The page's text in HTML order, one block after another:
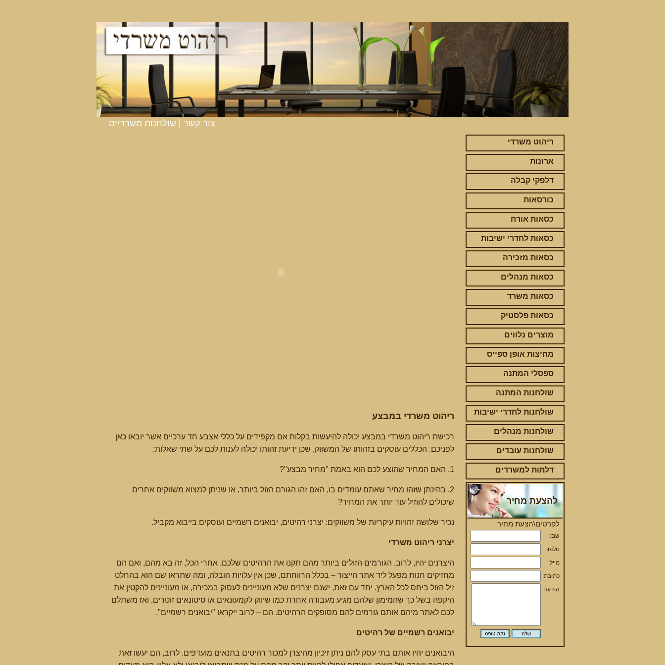
צור קשר שולחנות משרדיים
ריהוט משרדי
ארונות
דלפקי קבלה
כורסאות
כסאות אורח
כסאות לחדרי ישיבות
כסאות מזכירה
כסאות מנהלים
כסאות משרד
כסאות פלסטיק
מוצרים נלווים
מחיצות אופן ספייס
ספסלי המתנה
שולחנות המתנה
שולחנות לחדרי ישיבות
שולחנות מנהלים
שולחנות עובדים
דלתות למשרדים
להצעת מחיר
לפרטים\הצעת מחיר
שם:
טלפון:
מייל:
כתובת:
הודעה:
ריהוט משרדי במבצע
רכישת ריהוט משרדי במבצע יכולה להיעשות בקלות אם מקפידים על כללי אצבע חד ערכיים אשר יובאו כאן
לפניכם. הכללים עוסקים בזהותו של המשווק, שכן ידיעת זהותו יכולה לענות לכם על שתי שאלות:
1. האם המחיר שהוצע לכם הוא באמת "מחיר מבצע"?
2. בהינתן שזהו מחיר שאתם עומדים בו, האם זהו הגורם הזול ביותר, או שניתן למצוא משווקים אחרים
שיכולים להוזיל עוד יותר את המחיר?
נכיר שלושה זהויות עיקריות של משווקים: יצרני רהיטים, יבואנים רשמיים ועוסקים בייבוא מקביל.
יצרני ריהוט משרדי
היצרנים יהיו, לרוב, הגורמים הזולים ביותר מהם תקנו את הרהיטים שלכם. אחרי הכל, זה בא מהם, ואם הם
מחזיקים חנות מפעל ליד אתר הייצור – בכלל הרווחתם, שכן אין עלויות הובלה, ומה שתראו שם הוא בהחלט
זיל הזול ביחס לכל הארץ. יחד עם זאת, ישנם יצרנים שלא מעוניינים לעסוק במכירה, או מעוניינים להקטין את
היקפה בשל כך שהמימון שלהם מגיע מעבודה אחרת כמו שיווק לקמעונאים או סיטונאים זוטרים, ואז משתלם
לכם לאתר מיהם אותם גורמים להם מסופקים הרהיטים. הם – לרוב ייקראו "יבואנים רשמיים".
יבואנים רשמיים של רהיטים
היבואנים יהיו אותם בתי עסק להם ניתן זיכיון מהיצרן למכור רהיטים בתנאים מועדפים. לרוב, הם יעשו זאת